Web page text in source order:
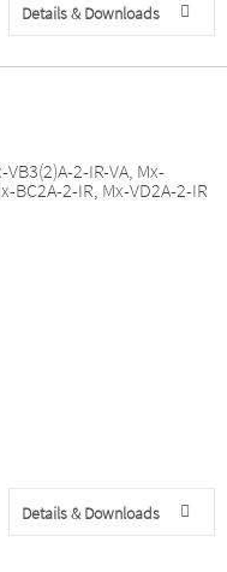
Details & Downloads
VB3(2)A-2-IR-VA, Mx-
BC2A-2-IR, Mx-VD2A-2-IR
Details & Downloads